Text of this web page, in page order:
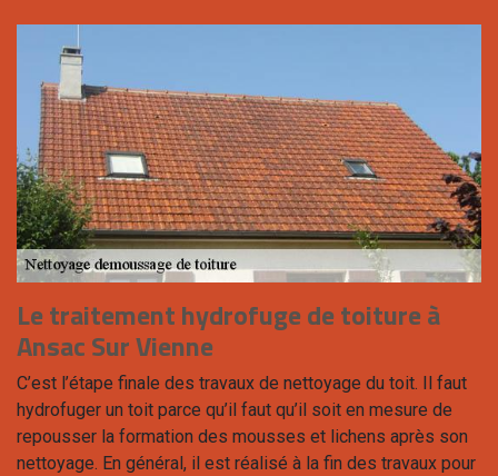
Le traitement hydrofuge de toiture à
Ansac Sur Vienne
C’est l’étape finale des travaux de nettoyage du toit. Il faut
hydrofuger un toit parce qu’il faut qu’il soit en mesure de
repousser la formation des mousses et lichens après son
nettoyage. En général, il est réalisé à la fin des travaux pour